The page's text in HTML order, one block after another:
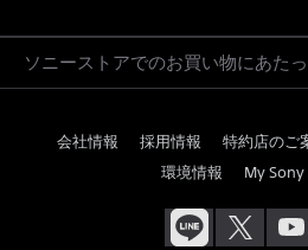
ソニーストアでのお買い物にあた
会社情報 採用情報 特約店のご
環境情報
My